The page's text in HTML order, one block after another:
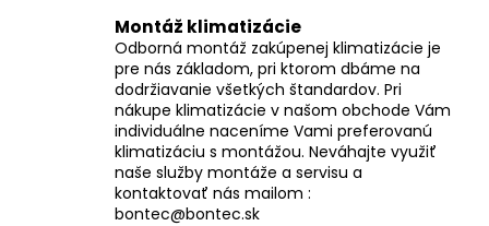
Montáž klimatizácie
Odborná montáž zakúpenej klimatizácie je
pre nás základom, pri ktorom dbáme na
dodržiavanie všetkých štandardov. Pri
nákupe klimatizácie v našom obchode Vám
individuálne naceníme Vami preferovanú
klimatizáciu s montážou. Neváhajte využiť
naše služby montáže a servisu a
kontaktovať nás mailom :
bontec@bontec.sk